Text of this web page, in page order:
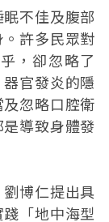
不佳及腹部
許多民眾對
，卻忽略了
官發炎的隱
忽略口腔衛
導致身體發
劉博仁提出具
「地中海型